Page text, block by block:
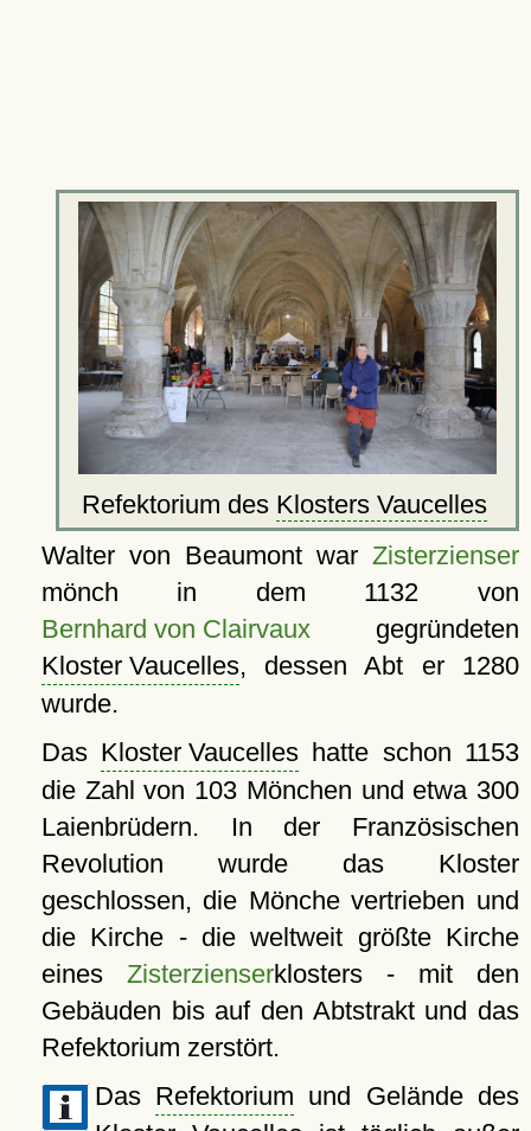
Refektorium des Klosters Vaucelles
Walter von Beaumont war Zisterzienser
mönch in dem 1132 von
Bernhard von Clairvauxgegründeten
Kloster Vaucelles, dessen Abt er 1280
wurde.
Das Kloster Vaucelles hatte schon 1153
die Zahl von 103 Mönchen und etwa 300
Laienbrüdern. In der Französischen
Revolution wurde das Kloster
geschlossen, die Mönche vertrieben und
die Kirche - die weltweit größte Kirche
eines Zisterzienserklosters - mit den
Gebäuden bis auf den Abtstrakt und das
Refektorium zerstört.
Das Refektorium und Gelände des